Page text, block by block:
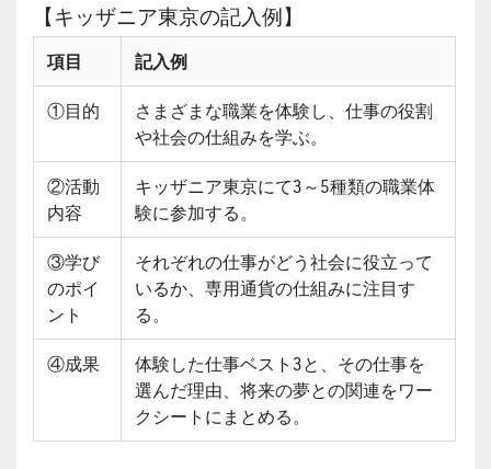
【キッザニア東京の記入例】
項目 記入例
①目的
さまざまな職業を体験し、仕事の役割
や社会の仕組みを学ぶ。
②活動
内容
キッザニア東京にて3～5種類の職業体
験に参加する。
③学び
のポイ
ント
それぞれの仕事がどう社会に役立って
いるか、専用通貨の仕組みに注目す
る。
④成果
体験した仕事ベスト3と、その仕事を
選んだ理由、将来の夢との関連をワー
クシートにまとめる。